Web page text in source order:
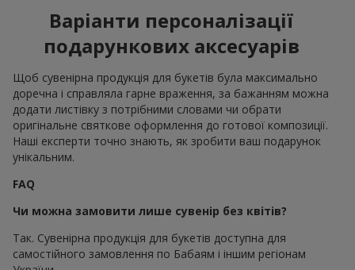
Варіанти персоналізації
подарункових аксесуарів
Щоб сувенірна продукція для букетів була максимально
доречна і справляла гарне враження, за бажанням можна
додати листівку з потрібними словами чи обрати
оригінальне святкове оформлення до готової композиції.
Наші експерти точно знають, як зробити ваш подарунок
унікальним.
FAQ
Чи можна замовити лише сувенір без квітів?
Так. Сувенірна продукція для букетів доступна для
самостійного замовлення по Бабаям і іншим регіонам